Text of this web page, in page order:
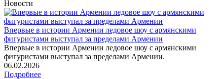
Новости
Впервые в истории Армении ледовое шоу с армянскими
фигуристами выступал за пределами Армении
Впервые в истории Армении ледовое шоу с армянскими
фигуристами выступал за пределами Армении.
06.02.2026
Подробнее